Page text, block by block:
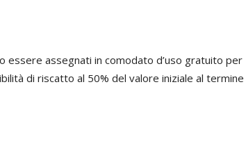
assegnati in comodato d’uso gratuito per
di riscatto al 50% del valore iniziale al termine